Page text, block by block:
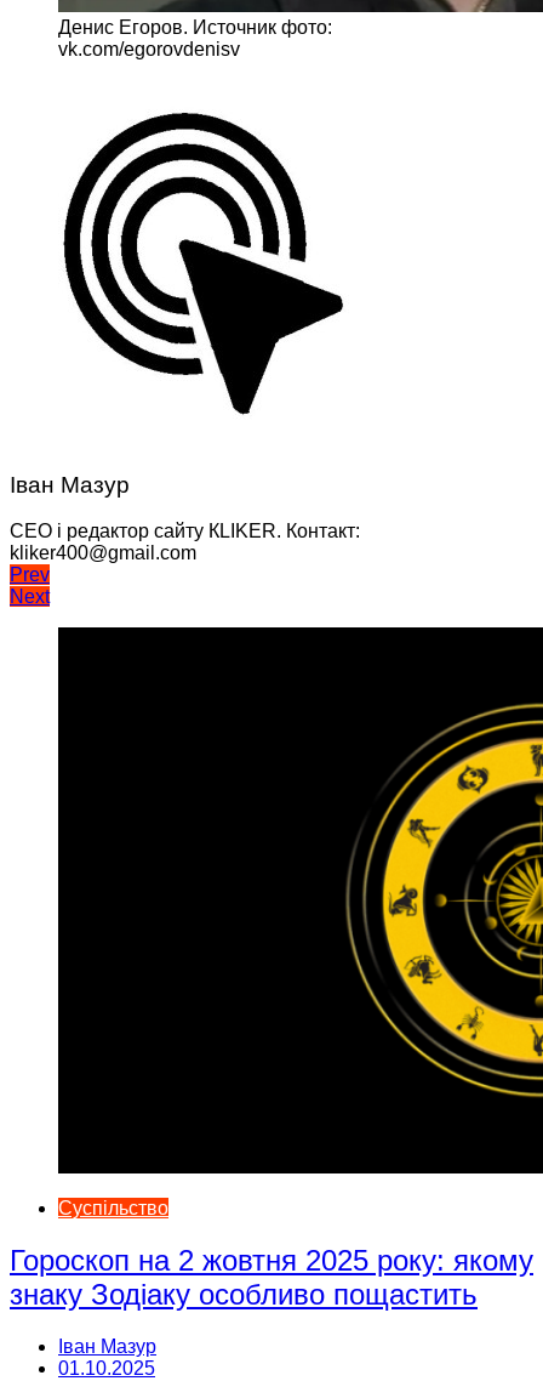
Денис Егоров. Источник фото:
vk.com/egorovdenisv
Іван Мазур
CEO і редактор сайту КLIKER. Контакт:
kliker400@gmail.com
Навігація
записів
Prev
Next
Суспільство
Гороскоп на 2 жовтня 2025 року: якому
знаку Зодіаку особливо пощастить
Іван Мазур
01.10.2025